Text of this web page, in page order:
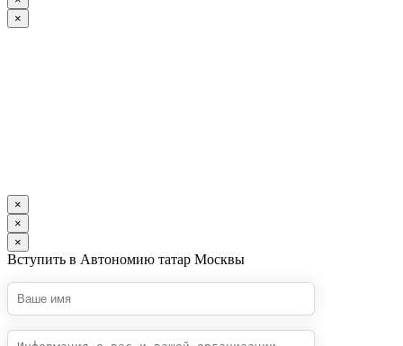
×
×
×
×
Вступить в Автономию татар Москвы